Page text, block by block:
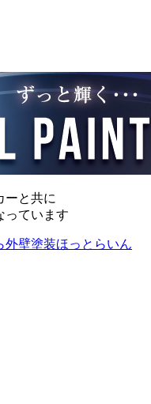
ーと共に
っています